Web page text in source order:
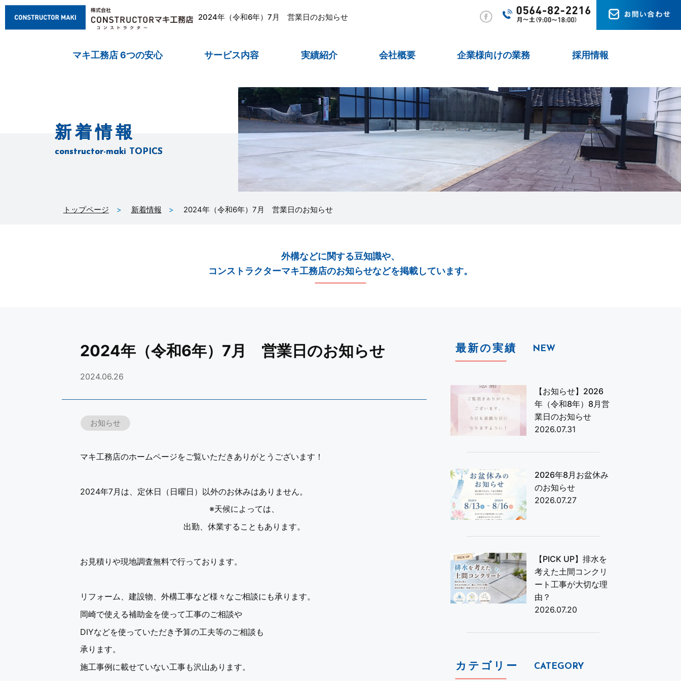
2024年（令和6年）7月 営業日のお知らせ
マキ工務店 6つの安心 サービス内容 実績紹介 会社概要 企業様向けの業務 採用情報
新着情報
constructor-maki TOPICS
トップページ 新着情報 2024年（令和6年）7月 営業日のお知らせ
外構などに関する豆知識や、
コンストラクターマキ工務店のお知らせなどを掲載しています。
2024年（令和6年）7月 営業日のお知らせ
2024.06.26
お知らせ
マキ工務店のホームページをご覧いただきありがとうございます！
2024年7月は、定休日（日曜日）以外のお休みはありません。
※天候によっては、
出勤、休業することもあります。
お見積りや現地調査無料で行っております。
リフォーム、建設物、外構工事など様々なご相談にも承ります。
岡崎で使える補助金を使って工事のご相談や
DIYなどを使っていただき予算の工夫等のご相談も
承ります。
施工事例に載せていない工事も沢山あります。
最新の実績 NEW
【お知らせ】2026
年（令和8年）8月営
業日のお知らせ
2026.07.31
2026年8月お盆休み
のお知らせ
2026.07.27
【PICK UP】排水を
考えた土間コンクリ
ート工事が大切な理
由？
2026.07.20
カテゴリー CATEGORY